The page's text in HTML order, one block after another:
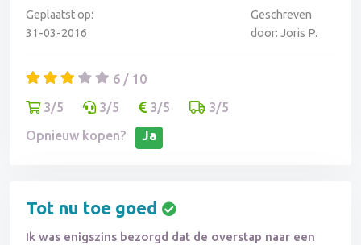
Geplaatst op:
31-03-2016
Geschreven
door: Joris P.
6 / 10
3/5
3/5 3/5
3/5
Opnieuw kopen?
Ja
Tot nu toe goed
Ik was enigszins bezorgd dat de overstap naar een